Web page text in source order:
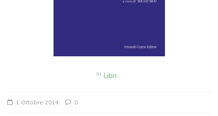
In Libri
1 Ottobre 2014 0